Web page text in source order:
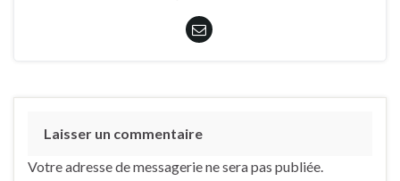
Laisser un commentaire
Votre adresse de messagerie ne sera pas publiée.